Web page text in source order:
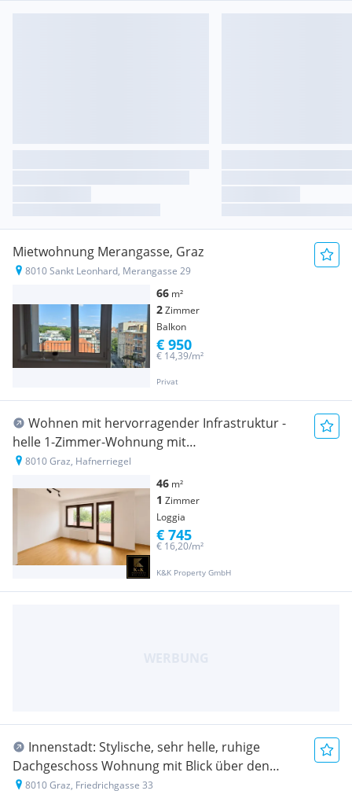
Mietwohnung Merangasse, Graz
8010 Sankt Leonhard, Merangasse 29
66 m²
2Zimmer
Balkon
Privat
€ 14,39/m²
€ 950
Wohnen mit hervorragender Infrastruktur -
helle 1-Zimmer-Wohnung mit
Tiefgaragenstellplatz
8010 Graz, Hafnerriegel
46 m²
1 Zimmer
Loggia
K&K Property GmbH
€ 16,20/m²
€ 745
Innenstadt: Stylische, sehr helle, ruhige
Dachgeschoss Wohnung mit Blick über den
Augarten
8010 Graz, Friedrichgasse 33